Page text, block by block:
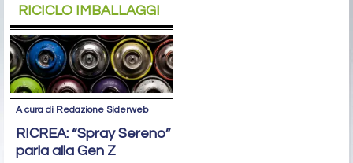
RICICLO IMBALLAGGI
A cura di Redazione Siderweb
RICREA: “Spray Sereno”
parla alla Gen Z